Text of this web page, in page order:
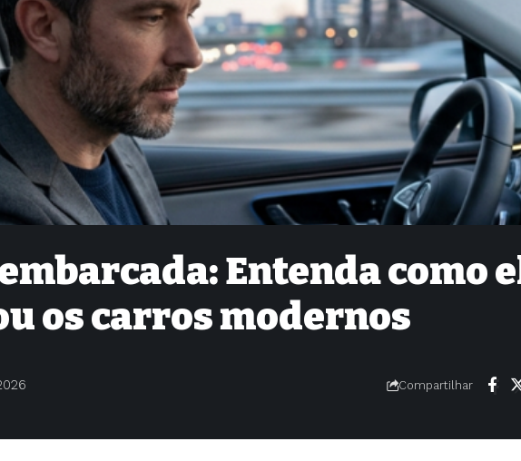
Entenda como
os carros modernos
Compartilhar